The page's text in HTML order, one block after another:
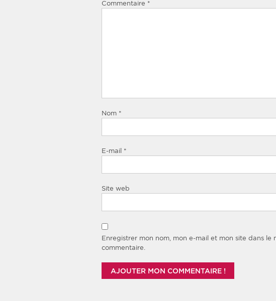
Commentaire *
Nom *
E-mail *
Site web
Enregistrer mon nom, mon e-mail et mon site dans
commentaire.